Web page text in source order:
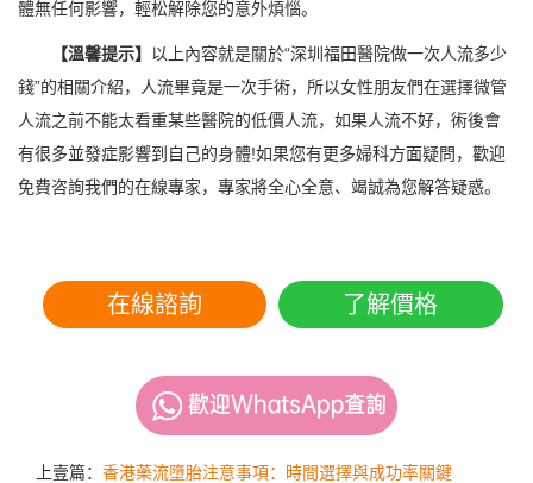
體無任何影響，輕松解除您的意外煩惱。
【溫馨提示】 以上內容就是關於“深圳福田醫院做一次人流多少
錢”的相關介紹，人流畢竟是一次手術，所以女性朋友們在選擇微管
人流之前不能太看重某些醫院的低價人流，如果人流不好，術後會
有很多並發症影響到自己的身體!如果您有更多婦科方面疑問，歡迎
免費咨詢我們的在線專家，專家將全心全意、竭誠為您解答疑惑。
在線諮詢 了解價格
上壹篇： 香港藥流墮胎注意事項：時間選擇與成功率關鍵